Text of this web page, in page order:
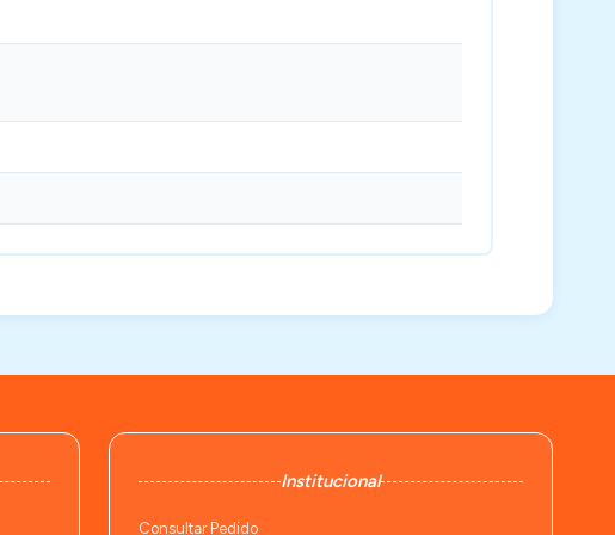
Institucional
Consultar Pedido